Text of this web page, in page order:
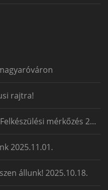
rajtra!
VSC VESZPRÉM - FC Fehérvár Felkészülési mérkőzés 2026.01.24
2025.11.01.
állunk! 2025.10.18.